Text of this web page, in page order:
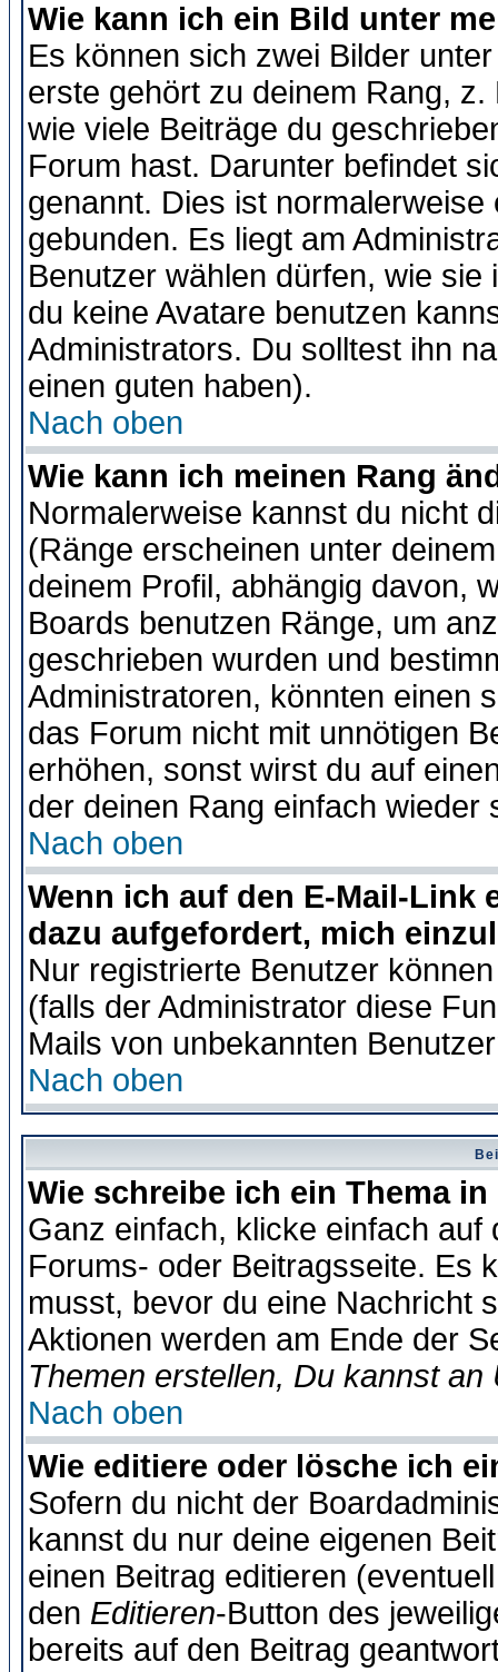
Wie kann ich ein Bild unter
Es können sich zwei Bilder
erste gehört zu deinem Rang,
wie viele Beiträge du
Forum hast. Darunter befindet
genannt. Dies ist
gebunden. Es liegt am
Benutzer wählen dürfen, wie
du keine Avatare benutzen
Administrators. Du solltest ihn
einen guten haben).
Nach oben
Wie kann ich meinen Rang
Normalerweise kannst du nicht
(Ränge erscheinen unter
deinem Profil, abhängig davon,
Boards benutzen Ränge, um
geschrieben wurden und
Administratoren, könnten einen
das Forum nicht mit unnötigen
erhöhen, sonst wirst du auf
der deinen Rang einfach wieder
Nach oben
Wenn ich auf den E-Mail-Link
dazu aufgefordert, mich
Nur registrierte Benutzer
(falls der Administrator diese
Mails von unbekannten
Nach oben
Wie schreibe ich ein Thema
Ganz einfach, klicke einfach
Forums- oder Beitragsseite. Es
musst, bevor du eine Nachricht
Aktionen werden am Ende der
Themen erstellen, Du kannst
Nach oben
Wie editiere oder lösche ich
Sofern du nicht der
kannst du nur deine eigenen
einen Beitrag editieren
den Editieren-Button des
bereits auf den Beitrag